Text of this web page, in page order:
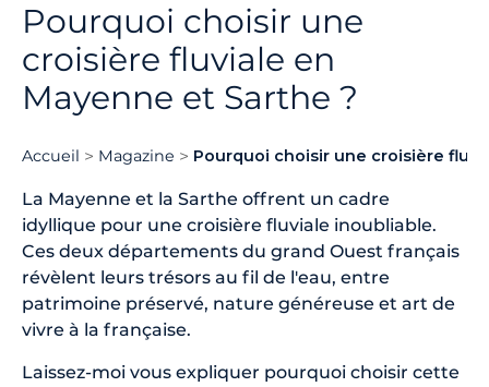
Pourquoi choisir une
croisière fluviale en
Mayenne et Sarthe ?
Accueil Magazine Pourquoi choisir une croisière
La Mayenne et la Sarthe offrent un cadre
idyllique pour une croisière fluviale inoubliable.
Ces deux départements du grand Ouest français
révèlent leurs trésors au fil de l'eau, entre
patrimoine préservé, nature généreuse et art de
vivre à la française.
Laissez-moi vous expliquer pourquoi choisir cette